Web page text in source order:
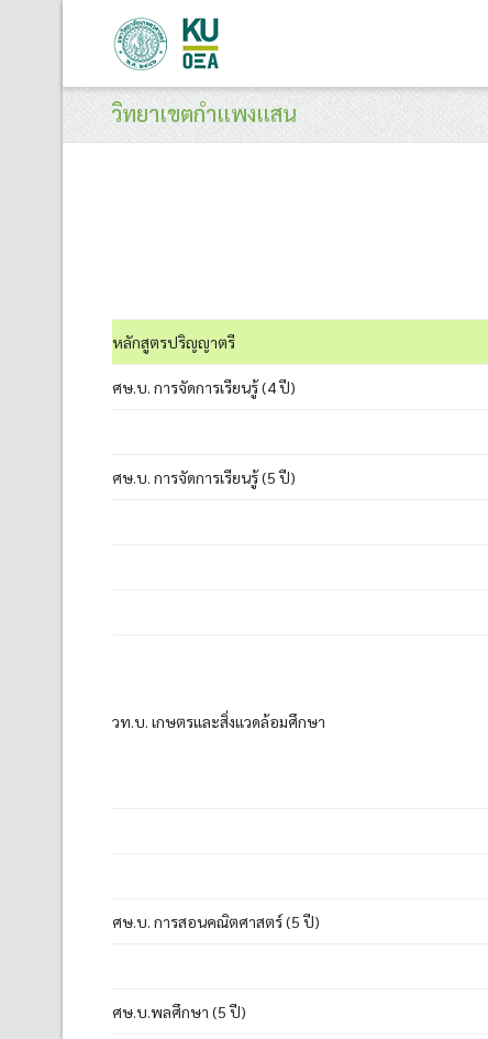
วิทยาเขตกำแพงแสน
หลักสูตรปริญญาตรี
ศษ.บ. การจัดการเรียนรู้ (4 ปี)
ศษ.บ. การจัดการเรียนรู้ (5 ปี)
วท.บ. เกษตรและสิ่งแวดล้อมศึกษา
ศษ.บ. การสอนคณิตศาสตร์ (5 ปี)
ศษ.บ.พลศึกษา (5 ปี)